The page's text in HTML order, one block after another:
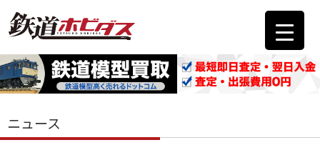
ニュース